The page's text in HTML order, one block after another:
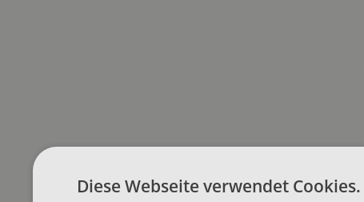
Diese Webseite verwendet Cookies.